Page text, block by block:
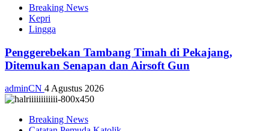
Breaking News
Kepri
Lingga
Penggerebekan Tambang Timah di Pekajang,
Ditemukan Senapan dan Airsoft Gun
adminCN 4 Agustus 2026
Breaking News